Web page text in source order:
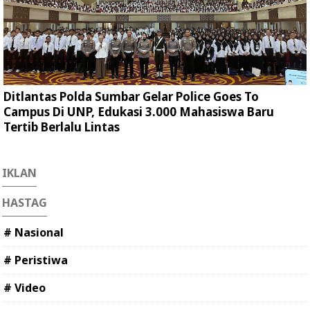
Ditlantas Polda Sumbar Gelar Police Goes To
Campus Di UNP, Edukasi 3.000 Mahasiswa Baru
Tertib Berlalu Lintas
IKLAN
HASTAG
# Nasional
# Peristiwa
# Video